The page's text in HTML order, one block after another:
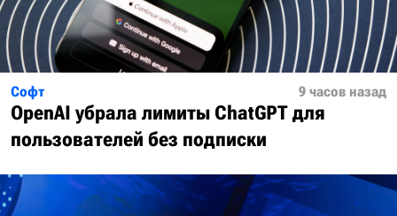
Софт 9 часов назад
OpenAI убрала лимиты ChatGPT для
пользователей без подписки